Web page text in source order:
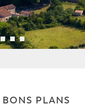
BONS PLANS